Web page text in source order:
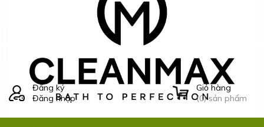
Đăng ký
Đăng nhập
Giỏ hàng
(0) sản phẩm